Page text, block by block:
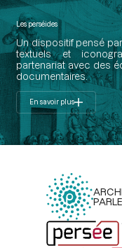
Les perséides
Un dispositif pensé
textuels et
partenariat avec des
documentaires.
En savoir plus